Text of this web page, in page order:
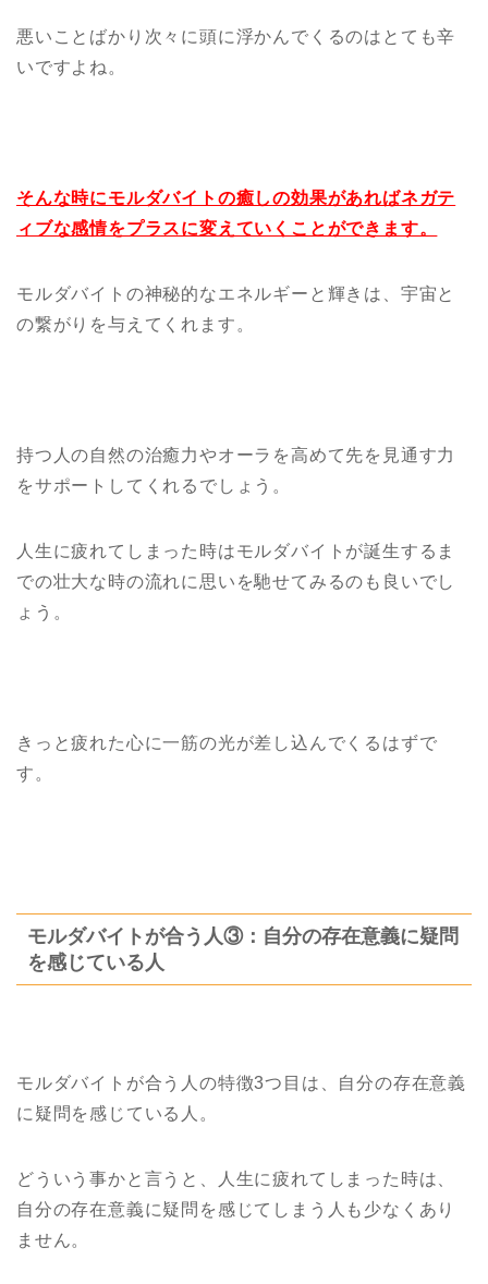
悪いことばかり次々に頭に浮かんでくるのはとても辛
いですよね。
そんな時にモルダバイトの癒しの効果があればネガテ
ィブな感情をプラスに変えていくことができます。
モルダバイトの神秘的なエネルギーと輝きは、宇宙と
の繋がりを与えてくれます。
持つ人の自然の治癒力やオーラを高めて先を見通す力
をサポートしてくれるでしょう。
人生に疲れてしまった時はモルダバイトが誕生するま
での壮大な時の流れに思いを馳せてみるのも良いでし
ょう。
きっと疲れた心に一筋の光が差し込んでくるはずで
す。
モルダバイトが合う人③：自分の存在意義に疑問
を感じている人
モルダバイトが合う人の特徴3つ目は、自分の存在意義
に疑問を感じている人。
どういう事かと言うと、人生に疲れてしまった時は、
自分の存在意義に疑問を感じてしまう人も少なくあり
ません。